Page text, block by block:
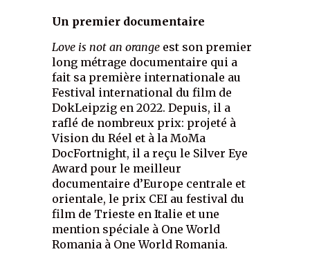
Un premier documentaire
Love is not an orange est son premier
long métrage documentaire qui a
fait sa première internationale au
Festival international du film de
DokLeipzig en 2022. Depuis, il a
raflé de nombreux prix: projeté à
Vision du Réel et à la MoMa
DocFortnight, il a reçu le Silver Eye
Award pour le meilleur
documentaire d’Europe centrale et
orientale, le prix CEI au festival du
film de Trieste en Italie et une
mention spéciale à One World
Romania à One World Romania.